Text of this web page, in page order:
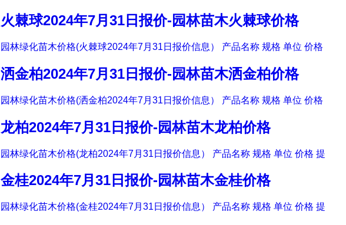
火棘球2024年7月31日报价-园林苗木火棘球价格
园林绿化苗木价格(火棘球2024年7月31日报价信息） 产品名称 规格 单位 价格
洒金柏2024年7月31日报价-园林苗木洒金柏价格
园林绿化苗木价格(洒金柏2024年7月31日报价信息） 产品名称 规格 单位 价格
龙柏2024年7月31日报价-园林苗木龙柏价格
园林绿化苗木价格(龙柏2024年7月31日报价信息） 产品名称 规格 单位 价格 提
金桂2024年7月31日报价-园林苗木金桂价格
园林绿化苗木价格(金桂2024年7月31日报价信息） 产品名称 规格 单位 价格 提